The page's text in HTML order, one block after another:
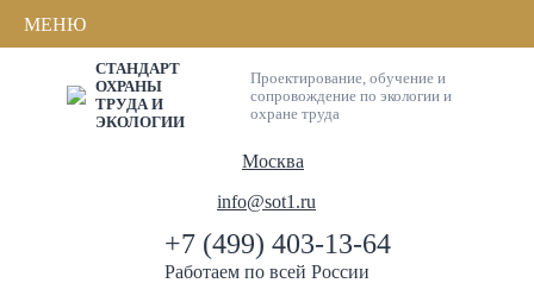
СТАНДАРТ
ОХРАНЫ
ТРУДА И
ЭКОЛОГИИ
Проектирование, обучение и
сопровождение по экологии и
охране труда
Москва
info@sot1.ru
+7 (499) 403-13-64
Работаем по всей России
МЕНЮ